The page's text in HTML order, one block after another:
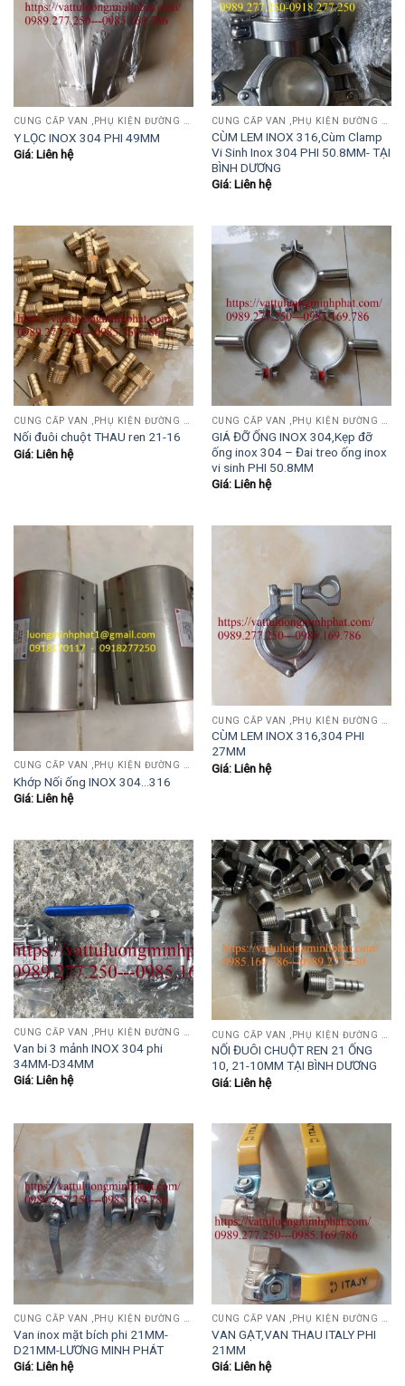
CUNG CẤP VAN ,PHỤ KIỆN ĐƯỜNG ỐNG INOX,THÉP.....
Y LỌC INOX 304 PHI 49MM
Giá: Liên hệ
CUNG CẤP VAN ,PHỤ KIỆN ĐƯỜNG ỐNG INOX,THÉP.....
CÙM LEM INOX 316,Cùm Clamp
Vi Sinh Inox 304 PHI 50.8MM- TẠI
BÌNH DƯƠNG
Giá: Liên hệ
Nối đuôi chuột THAU ren 21-16
Giá: Liên hệ
GIÁ ĐỠ ỐNG INOX 304,Kẹp đỡ
ống inox 304 – Đai treo ống inox
vi sinh PHI 50.8MM
Giá: Liên hệ
CUNG CẤP VAN ,PHỤ KIỆN ĐƯỜNG ỐNG INOX,THÉP.....
Khớp Nối ống INOX 304…316
Giá: Liên hệ
CÙM LEM INOX 316,304 PHI
27MM
Giá: Liên hệ
Van bi 3 mảnh INOX 304 phi
34MM-D34MM
Giá: Liên hệ
NỐI ĐUÔI CHUỘT REN 21 ỐNG
10, 21-10MM TẠI BÌNH DƯƠNG
Giá: Liên hệ
CUNG CẤP VAN ,PHỤ KIỆN ĐƯỜNG ỐNG INOX,THÉP.....
Van inox mặt bích phi 21MM-
D21MM-LƯƠNG MINH PHÁT
Giá: Liên hệ
CUNG CẤP VAN ,PHỤ KIỆN ĐƯỜNG ỐNG INOX,THÉP.....
VAN GẠT,VAN THAU ITALY PHI
21MM
Giá: Liên hệ